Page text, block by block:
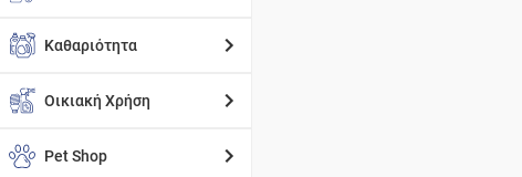
Καθαριότητα
Οικιακή Χρήση
Pet Shop